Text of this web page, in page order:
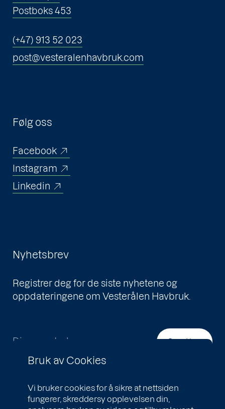
Bruk av Cookies
Vi bruker cookies for å sikre at nettsiden
fungerer, skreddersy opplevelsen din,
Postboks 453
(+47) 913 52 023
post@vesteralenhavbruk.com
Følg oss
Facebook
Instagram
Linkedin
Nyhetsbrev
Registrer deg for de siste nyhetene og
oppdateringene om Vesterålen Havbruk.
Send inn